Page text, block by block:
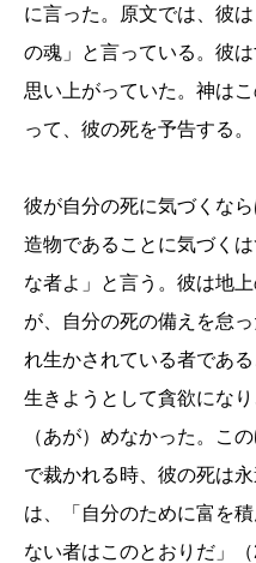
に言った。原文では、彼
の魂」と言っている。彼
思い上がっていた。神は
って、彼の死を予告する。
彼が自分の死に気づくな
造物であることに気づく
な者よ」と言う。彼は地
が、自分の死の備えを怠
れ生かされている者であ
生きようとして貪欲にな
（あが）めなかった。こ
で裁かれる時、彼の死は
は、「自分のために富を
ない者はこのとおりだ」